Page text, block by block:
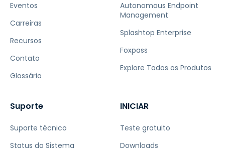
Eventos
Carreiras
Recursos
Contato
Glossário
Autonomous Endpoint
Management
Splashtop Enterprise
Foxpass
Explore Todos os Produtos
Suporte
Suporte técnico
Status do Sistema
INICIAR
Teste gratuito
Downloads